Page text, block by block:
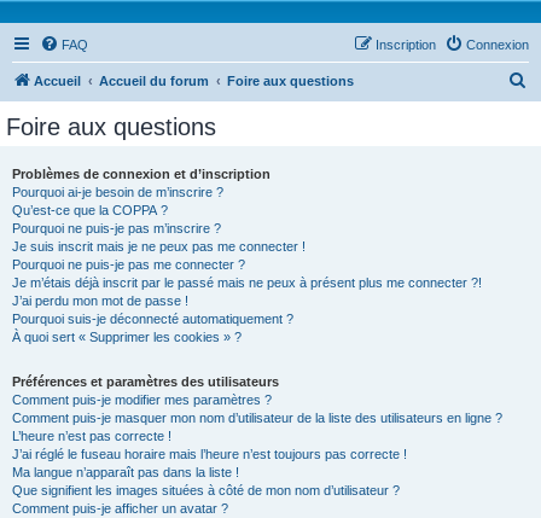
FAQ Connexion
Inscription
Accueil Accueil du forum Foire aux questions
Foire aux questions
Problèmes de connexion et d’inscription
Pourquoi ai-je besoin de m’inscrire ?
Qu’est-ce que la COPPA ?
Pourquoi ne puis-je pas m’inscrire ?
Je suis inscrit mais je ne peux pas me connecter !
Pourquoi ne puis-je pas me connecter ?
Je m’étais déjà inscrit par le passé mais ne peux à présent plus me connecter ?!
J’ai perdu mon mot de passe !
Pourquoi suis-je déconnecté automatiquement ?
À quoi sert « Supprimer les cookies » ?
Préférences et paramètres des utilisateurs
Comment puis-je modifier mes paramètres ?
Comment puis-je masquer mon nom d’utilisateur de la liste des utilisateurs en ligne ?
L’heure n’est pas correcte !
J’ai réglé le fuseau horaire mais l’heure n’est toujours pas correcte !
Ma langue n’apparaît pas dans la liste !
Que signifient les images situées à côté de mon nom d’utilisateur ?
Comment puis-je afficher un avatar ?